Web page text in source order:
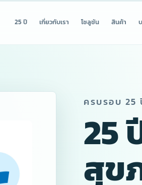
25 ปี เกี่ยวกับเรา โซลูชัน สินค้า
ห่งคว
ครบรอบ 25
25
สุข